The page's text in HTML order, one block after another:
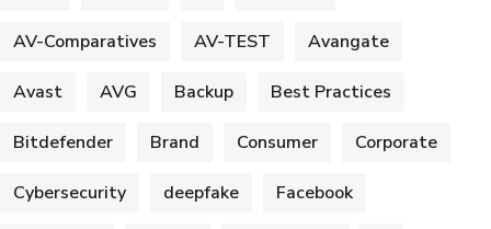
AV-Comparatives AV-TEST Avangate
Avast AVG Backup Best Practices
Bitdefender Brand Consumer Corporate
Cybersecurity deepfake Facebook